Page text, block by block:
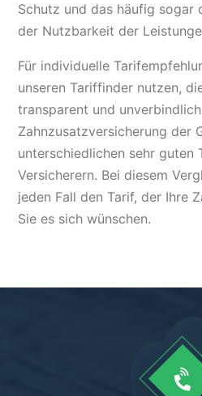
Schutz und das häufig sogar
der Nutzbarkeit der
Für individuelle
unseren Tariffinder nutzen,
transparent und
Zahnzusatzversicherung der
unterschiedlichen sehr guten
Versicherern. Bei diesem
jeden Fall den Tarif, der Ihre
Sie es sich wünschen.
